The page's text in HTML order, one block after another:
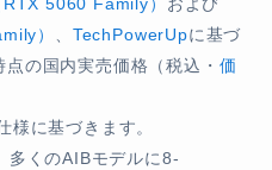
5060 Family） および
） 、 TechPowerUpに基づ
の国内実売価格（税込・ 価
に基づきます。
くのAIBモデルに8-